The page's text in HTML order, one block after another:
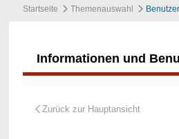
Startseite Themenauswahl
Informationen und